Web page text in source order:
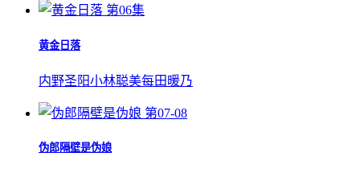
第06集
黄金日落
内野圣阳小林聪美每田暖乃
第07-08
伪郎隔壁是伪娘